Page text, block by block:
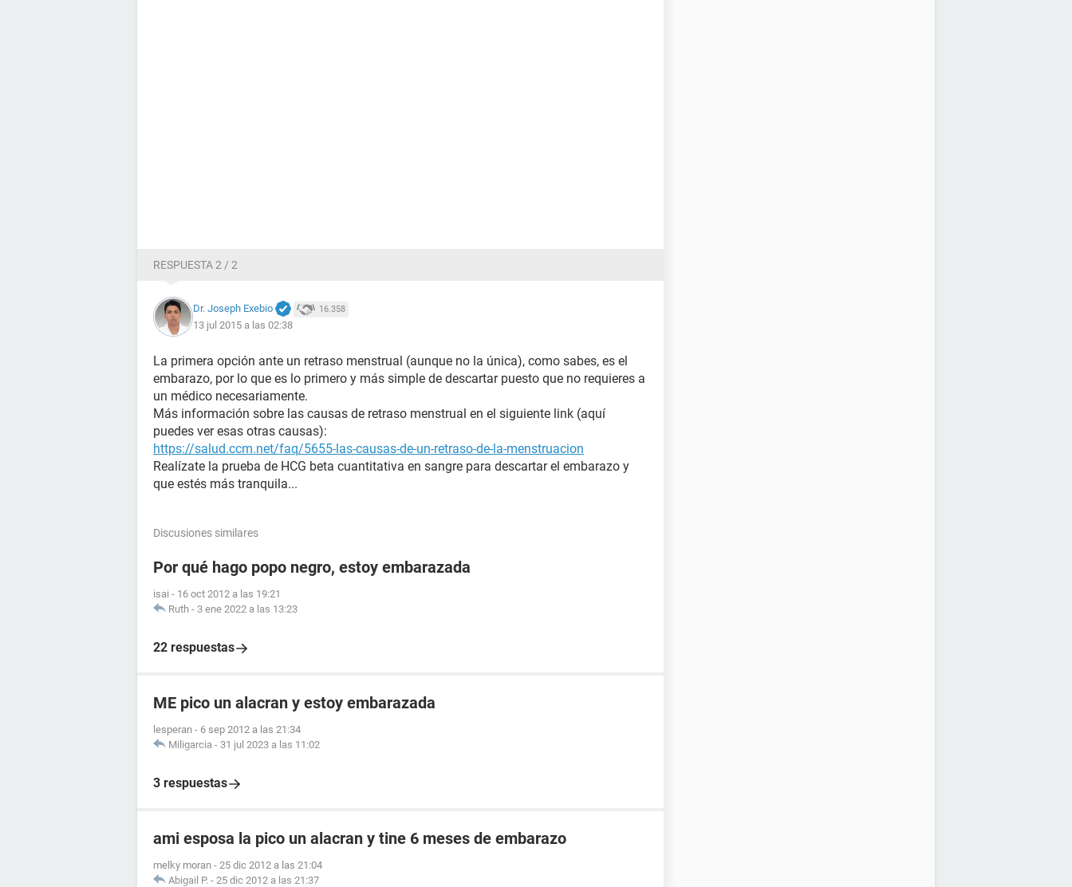
RESPUESTA 2 / 2
Dr. Joseph Exebio 16.358
13 jul 2015 a las 02:38
La primera opción ante un retraso menstrual (aunque no la única), como sabes, es el
embarazo, por lo que es lo primero y más simple de descartar puesto que no requieres a
un médico necesariamente.
Más información sobre las causas de retraso menstrual en el siguiente link (aquí
puedes ver esas otras causas):
https://salud.ccm.net/faq/5655-las-causas-de-un-retraso-de-la-menstruacion
Realízate la prueba de HCG beta cuantitativa en sangre para descartar el embarazo y
que estés más tranquila...
Discusiones similares
Por qué hago popo negro, estoy embarazada
isai - 16 oct 2012 a las 19:21
Ruth - 3 ene 2022 a las 13:23
22 respuestas
ME pico un alacran y estoy embarazada
lesperan - 6 sep 2012 a las 21:34
Miligarcia - 31 jul 2023 a las 11:02
3 respuestas
ami esposa la pico un alacran y tine 6 meses de embarazo
melky moran - 25 dic 2012 a las 21:04
Abigail P. - 25 dic 2012 a las 21:37